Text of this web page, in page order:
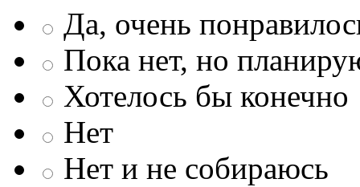
Да, очень
Пока нет, но
Хотелось бы конечно
Нет
Нет и не собираюсь